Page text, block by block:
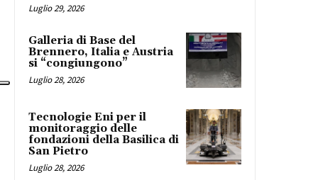
Luglio 29, 2026
Galleria di Base del
Brennero, Italia e Austria
si “congiungono”
Luglio 28, 2026
Tecnologie Eni per il
monitoraggio delle
fondazioni della Basilica di
San Pietro
Luglio 28, 2026